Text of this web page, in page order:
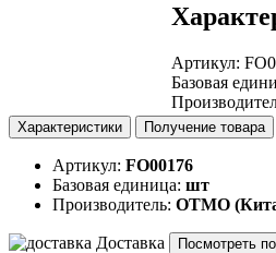
Артикул:
Базовая
Характеристики Получение товара
Артикул: FO00176
Базовая единица: шт
Производитель: OTMO
Доставка Посмотреть